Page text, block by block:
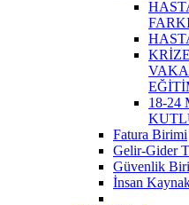
18-24
Fatura Birimi
Gelir-Gider
Güvenlik
İnsan